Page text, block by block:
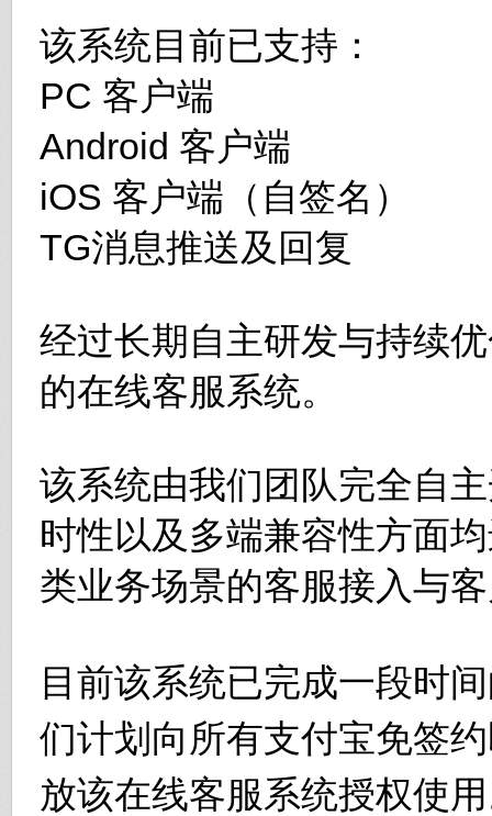
该系统目前已支持：
PC 客户端
Android 客户端
iOS 客户端（自签名）
TG消息推送及回复
经过长期自主研发与持续
的在线客服系统。
该系统由我们团队完全自
时性以及多端兼容性方面
类业务场景的客服接入与
目前该系统已完成一段时
们计划向所有支付宝免签
放该在线客服系统授权使